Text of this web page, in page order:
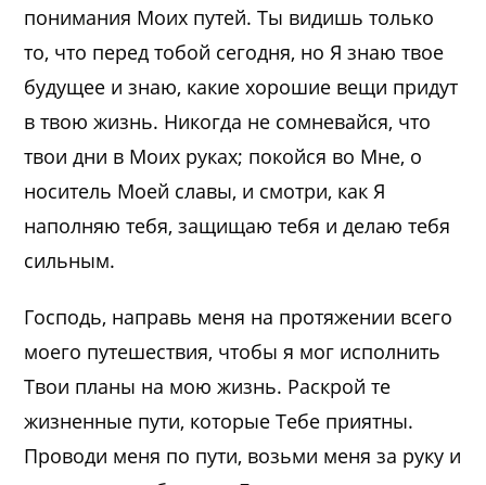
понимания Моих путей. Ты видишь только
то, что перед тобой сегодня, но Я знаю твое
будущее и знаю, какие хорошие вещи придут
в твою жизнь. Никогда не сомневайся, что
твои дни в Моих руках; покойся во Мне, о
носитель Моей славы, и смотри, как Я
наполняю тебя, защищаю тебя и делаю тебя
сильным.
Господь, направь меня на протяжении всего
моего путешествия, чтобы я мог исполнить
Твои планы на мою жизнь. Раскрой те
жизненные пути, которые Тебе приятны.
Проводи меня по пути, возьми меня за руку и